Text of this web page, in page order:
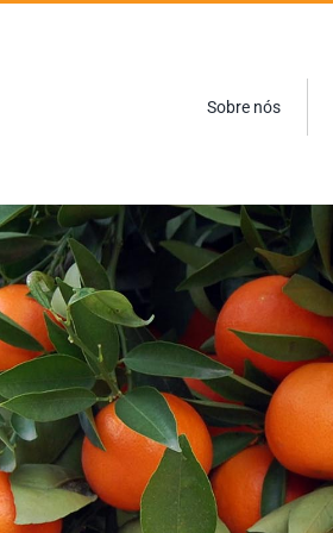
Sobre nós